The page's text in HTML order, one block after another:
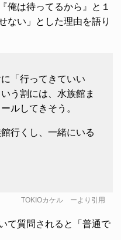
俺は待ってるから』と１
ない」とした理由を語り
「行ってきていい
う割には、水族館ま
ルしてきそう。
行くし、一緒にいる
TOKIOカケルーより引用
て質問されると「普通で